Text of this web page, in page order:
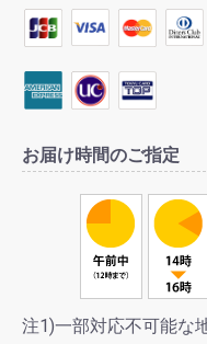
お届け時間のご指定
注1)一部対応不可能な